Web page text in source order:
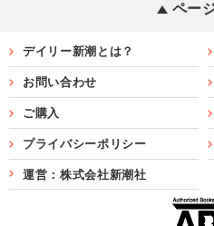
ペー
デイリー新潮とは？
お問い合わせ
ご購入
プライバシーポリシー
運営：株式会社新潮社